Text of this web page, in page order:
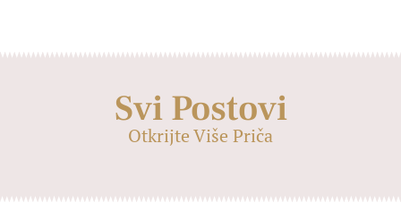
Svi Postovi
Otkrijte Više Priča